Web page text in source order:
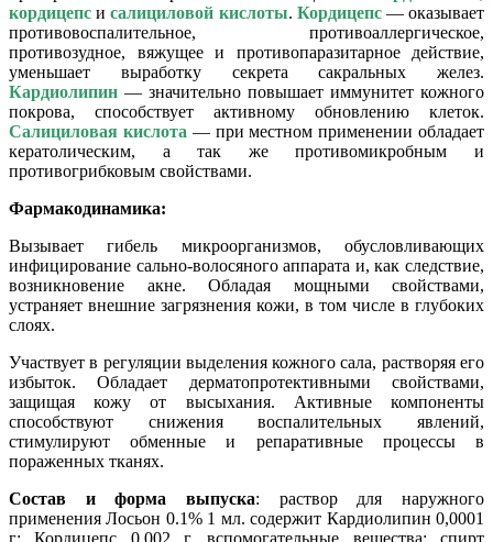
кордицепси салициловой кислоты. Кордицепс— оказывает
противовоспалительное, противоаллергическое,
противозудное, вяжущее и противопаразитарное действие,
уменьшает выработку секрета сакральных желез.
Кардиолипин — значительно повышает иммунитет кожного
покрова, способствует активному обновлению клеток.
Салициловая кислота— при местном применении обладает
кератолическим, а так же противомикробным и
противогрибковым свойствами.
Фармакодинамика:
Вызывает гибель микроорганизмов, обусловливающих
инфицирование сально-волосяного аппарата и, как следствие,
возникновение акне. Обладая мощными свойствами,
устраняет внешние загрязнения кожи, в том числе в глубоких
слоях.
Участвует в регуляции выделения кожного сала, растворяя его
избыток. Обладает дерматопротективными свойствами,
защищая кожу от высыхания. Активные компоненты
способствуют снижения воспалительных явлений,
стимулируют обменные и репаративные процессы в
пораженных тканях.
Состав и форма выпуска: раствор для наружного
применения Лосьон 0.1% 1 мл. содержит Кардиолипин 0,0001